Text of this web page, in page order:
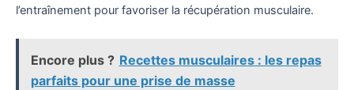
l’entraînement pour favoriser la récupération musculaire.
Encore plus ? Recettes musculaires : les repas
parfaits pour une prise de masse